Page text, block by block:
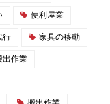
便利屋業
行 家具の移動
出作業